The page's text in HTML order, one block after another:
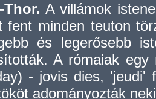
Thor. A villámok
fent minden teuton
és legerősebb
A rómaiak
- jovis dies, 'jeudi'
adományozták